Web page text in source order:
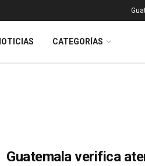
CATEGORÍAS
Guatemala verifica